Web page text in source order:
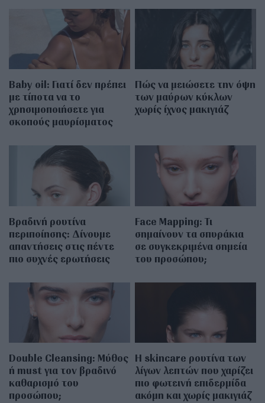
Baby oil: Γιατί δεν πρέπει
με τίποτα να το
χρησιμοποιήσετε για
σκοπούς μαυρίσματος
Πώς να μειώσετε την όψη
των μαύρων κύκλων
χωρίς ίχνος μακιγιάζ
Βραδινή ρουτίνα
περιποίησης: Δίνουμε
απαντήσεις στις πέντε
πιο συχνές ερωτήσεις
Face Mapping: Τι
σημαίνουν τα σπυράκια
σε συγκεκριμένα σημεία
του προσώπου;
Double Cleansing: Μύθος
ή must για τον βραδινό
καθαρισμό του
προσώπου;
Η skincare ρουτίνα των
λίγων λεπτών που χαρίζει
πιο φωτεινή επιδερμίδα
ακόμη και χωρίς μακιγιάζ